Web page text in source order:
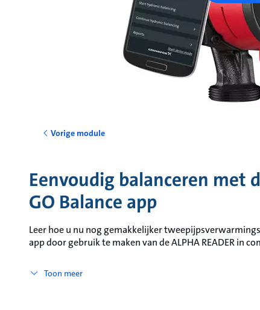
Vorige module
Eenvoudig balanceren met
GO Balance app
Leer hoe u nu nog gemakkelijker
app door gebruik te maken van de ALPHA READER in
Toon meer